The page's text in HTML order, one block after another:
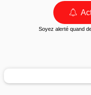
Soyez alerté quand